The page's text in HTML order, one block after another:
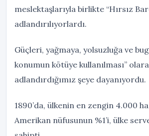
meslektaşlarıyla birlikte “Hırsız
adlandırılıyorlardı.
Güçleri, yağmaya, yolsuzluğa ve
konumun kötüye kullanılması”
adlandırdığımız şeye dayanıyordu.
1890’da, ülkenin en zengin 4.000
Amerikan nüfusunun %1’i, ülke